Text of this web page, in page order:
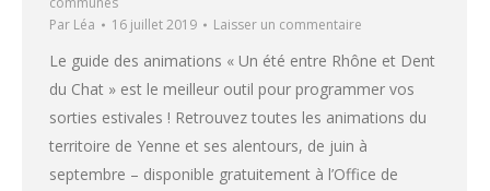
Par Léa 16 juillet 2019 Laisser un commentaire
Le guide des animations « Un été entre Rhône et Dent
du Chat » est le meilleur outil pour programmer vos
sorties estivales ! Retrouvez toutes les animations du
territoire de Yenne et ses alentours, de juin à
septembre – disponible gratuitement à l’Office de